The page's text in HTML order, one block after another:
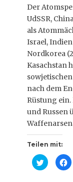
Der
UdSSR,
als
Israel,
Nordkorea
Kasachstan
nach dem
Rüstung
und Russen
Teilen mit:
K
l
K
l